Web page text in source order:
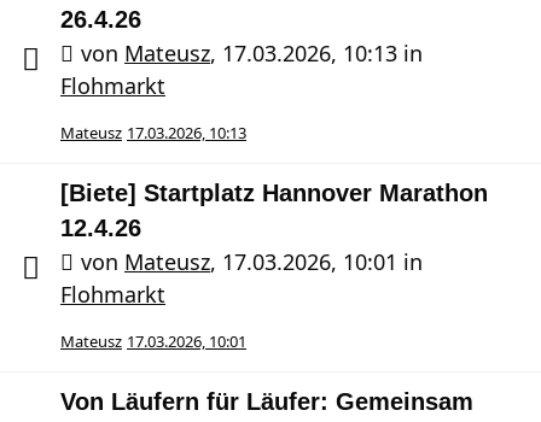
26.4.26
von Mateusz, 17.03.2026, 10:13 in
Flohmarkt
Mateusz 17.03.2026, 10:13
[Biete] Startplatz Hannover Marathon
12.4.26
von Mateusz, 17.03.2026, 10:01 in
Flohmarkt
Mateusz 17.03.2026, 10:01
Von Läufern für Läufer: Gemeinsam